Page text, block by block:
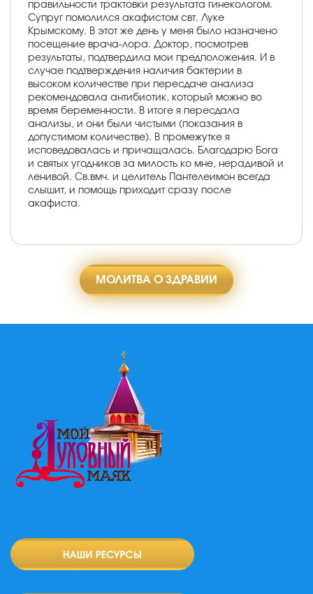
правильности трактовки результата гинекологом.
Супруг помолился акафистом свт. Луке
Крымскому. В этот же день у меня было назначено
посещение врача-лора. Доктор, посмотрев
результаты, подтвердила мои предположения. И в
случае подтверждения наличия бактерии в
высоком количестве при пересдаче анализа
рекомендовала антибиотик, который можно во
время беременности. В итоге я пересдала
анализы, и они были чистыми (показания в
допустимом количестве). В промежутке я
исповедовалась и причащалась. Благодарю Бога
и святых угодников за милость ко мне, нерадивой и
ленивой. Св.вмч. и целитель Пантелеимон всегда
слышит, и помощь приходит сразу после
акафиста.
МОЛИТВА О ЗДРАВИИ